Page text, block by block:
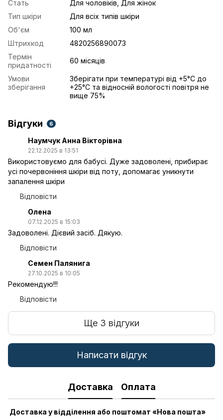
Стать
Для чоловіків, Для жінок
Тип шкіри
Для всіх типів шкіри
Об'єм
100 мл
Штрихкод
4820256890073
Термін
придатності
60 місяців
Умови
зберігання
Зберігати при температурі від +5°C до
+25°C та відносній вологості повітря не
вище 75%
Відгуки 6
Наумчук Анна Вікторівна
22.12.2025 в 13:51
Використовуємо для бабусі. Дуже задоволені, прибирає
усі почервоніння шкіри від поту, допомагає уникнути
запалення шкіри
Відповісти
Олена
07.12.2025 в 15:03
Задоволені. Дієвий засіб. Дякую.
Відповісти
Семен Палянига
27.10.2025 в 10:05
Рекомендую!!!
Відповісти
Ще 3 відгуки
Написати відгук
Доставка Оплата
Доставка у відділення або поштомат «Нова пошта»